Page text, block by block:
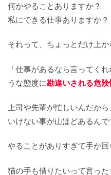
何かやることありますか？
私にできる仕事ありますか？
それって、ちょっとだけ上か
「仕事があるなら言ってく
うな態度に勘違いされる危険
上司や先輩が忙しいんだか
いけない事が山ほどあるんで
やることがありすぎて手が回
猫の手も借りたいって言っ